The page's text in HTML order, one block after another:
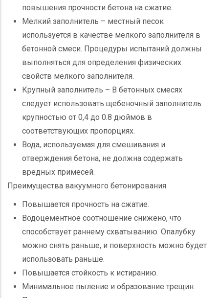
повышения прочности бетона на сжатие.
Мелкий заполнитель – местный песок
используется в качестве мелкого заполнителя в
бетонной смеси. Процедуры испытаний должны
выполняться для определения физических
свойств мелкого заполнителя.
Крупный заполнитель – В бетонных смесях
следует использовать щебеночный заполнитель
крупностью от 0,4 до 0.8 дюймов в
соответствующих пропорциях.
Вода, используемая для смешивания и
отверждения бетона, не должна содержать
вредных примесей.
Преимущества вакуумного бетонирования
Повышается прочность на сжатие.
Водоцементное соотношение снижено, что
способствует раннему схватыванию. Опалубку
можно снять раньше, и поверхность можно будет
использовать раньше.
Повышается стойкость к истиранию.
Минимальное пыление и образование трещин.